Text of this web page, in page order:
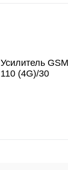
Усилитель
110 (4G)/30